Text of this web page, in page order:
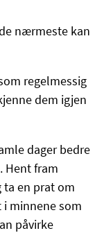
nærmeste kan
regelmessig
dem igjen
dager bedre
Hent fram
ta en prat om
i minnene som
påvirke